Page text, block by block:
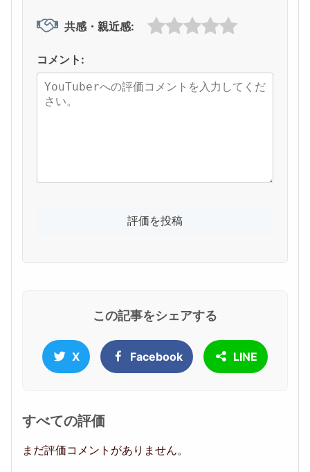
共感・親近感:
コメント:
この記事をシェアする
X Facebook LINE
すべての評価
まだ評価コメントがありません。